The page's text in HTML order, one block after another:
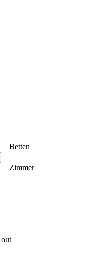
Betten
Zimmer